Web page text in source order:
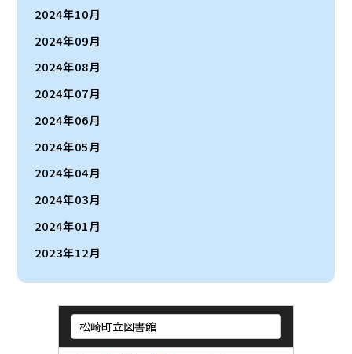
2024年10月
2024年09月
2024年08月
2024年07月
2024年06月
2024年05月
2024年04月
2024年03月
2024年01月
2023年12月